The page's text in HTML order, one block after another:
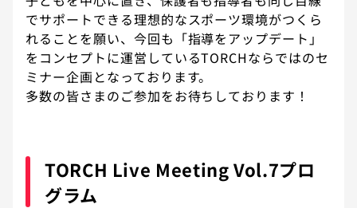
でサポートできる理想的なスポーツ環境がつくら
れることを願い、今回も「指導をアップデート」
をコンセプトに運営しているTORCHならではのセ
ミナー企画となっております。
多数の皆さまのご参加をお待ちしております！
TORCH Live Meeting Vol.7プロ
グラム